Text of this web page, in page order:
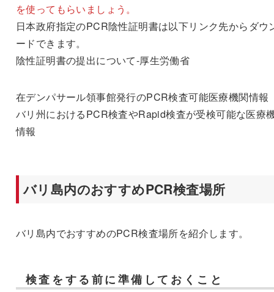
を使ってもらいましょう。
日本政府指定のPCR陰性証明書は以下リンク先からダウ
ードできます。
陰性証明書の提出について-厚生労働省
在デンパサール領事館発行のPCR検査可能医療機関情報
バリ州におけるPCR検査やRapid検査が受検可能な医療
情報
バリ島内のおすすめPCR検査場所
バリ島内でおすすめのPCR検査場所を紹介します。
検査をする前に準備しておくこと